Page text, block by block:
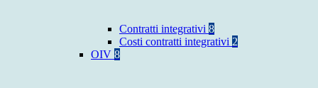
Contratti integrativi 8
Costi contratti integrativi 2
OIV 8